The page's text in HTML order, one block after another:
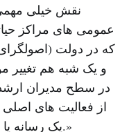
نقش خیلی
عمومی های مراکز
که در دولت
و یک شبه هم تغییر
در سطح مدیران
از فعالیت های
یک رسانه یا کمک کردن به رسانه همسو است.»